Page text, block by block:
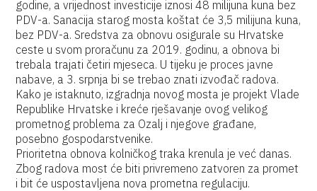
godine, a vrijednost investicije iznosi 48 milijuna kuna bez
PDV-a. Sanacija starog mosta koštat će 3,5 milijuna kuna,
bez PDV-a. Sredstva za obnovu osigurale su Hrvatske
ceste u svom proračunu za 2019. godinu, a obnova bi
trebala trajati četiri mjeseca. U tijeku je proces javne
nabave, a 3. srpnja bi se trebao znati izvođač radova.
Kako je istaknuto, izgradnja novog mosta je projekt Vlade
Republike Hrvatske i kreće rješavanje ovog velikog
prometnog problema za Ozalj i njegove građane,
posebno gospodarstvenike.
Prioritetna obnova kolničkog traka krenula je već danas.
Zbog radova most će biti privremeno zatvoren za promet
i bit će uspostavljena nova prometna regulaciju.